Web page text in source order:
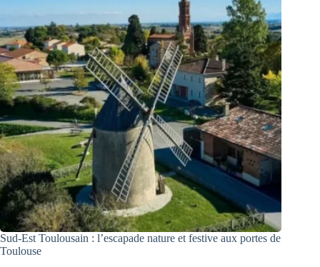
Sud-Est Toulousain : l’escapade nature et festive aux portes de
Toulouse